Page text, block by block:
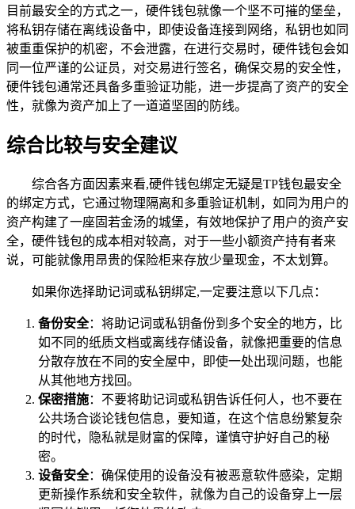
目前最安全的方式之一，硬件钱包就像一个坚不可摧的堡垒，
将私钥存储在离线设备中，即使设备连接到网络，私钥也如同
被重重保护的机密，不会泄露，在进行交易时，硬件钱包会如
同一位严谨的公证员，对交易进行签名，确保交易的安全性，
硬件钱包通常还具备多重验证功能，进一步提高了资产的安全
性，就像为资产加上了一道道坚固的防线。
综合比较与安全建议
综合各方面因素来看,硬件钱包绑定无疑是TP钱包最安全
的绑定方式，它通过物理隔离和多重验证机制，如同为用户的
资产构建了一座固若金汤的城堡，有效地保护了用户的资产安
全，硬件钱包的成本相对较高，对于一些小额资产持有者来
说，可能就像用昂贵的保险柜来存放少量现金，不太划算。
如果你选择助记词或私钥绑定,一定要注意以下几点：
备份安全：将助记词或私钥备份到多个安全的地方，比
如不同的纸质文档或离线存储设备，就像把重要的信息
分散存放在不同的安全屋中，即使一处出现问题，也能
从其他地方找回。
保密措施：不要将助记词或私钥告诉任何人，也不要在
公共场合谈论钱包信息，要知道，在这个信息纷繁复杂
的时代，隐私就是财富的保障，谨慎守护好自己的秘
密。
设备安全：确保使用的设备没有被恶意软件感染，定期
更新操作系统和安全软件，就像为自己的设备穿上一层